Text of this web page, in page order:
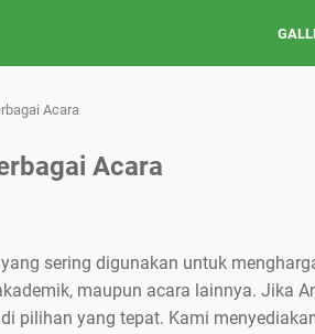
Acara
Acara
sering digunakan untuk
maupun acara lainnya. Jika
pilihan yang tepat. Kami